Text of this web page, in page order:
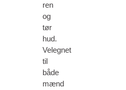
ren
og
tør
hud.
Velegnet
til
både
mænd